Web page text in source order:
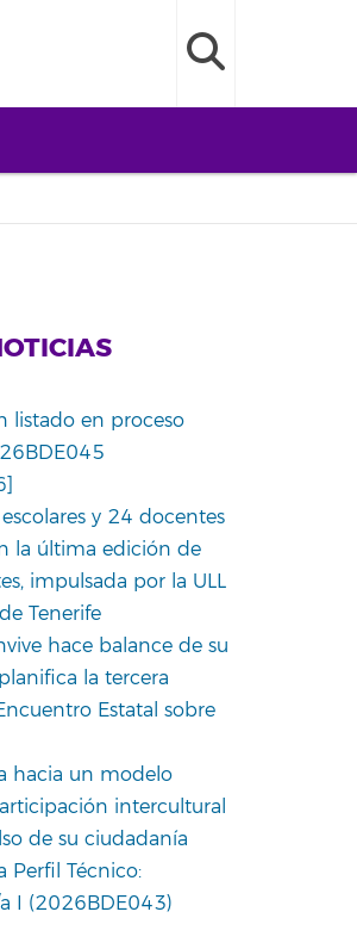
listado en proceso
y 24 docentes
la última edición de
impulsada por la ULL
Tenerife
hace balance de su
la tercera
Estatal sobre
hacia un modelo
intercultural
de su ciudadanía
Perfil Técnico:
I (2026BDE043)